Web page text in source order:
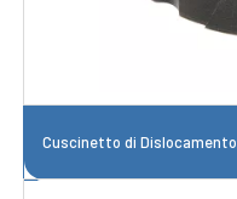
Cuscinetto di Dislocamento